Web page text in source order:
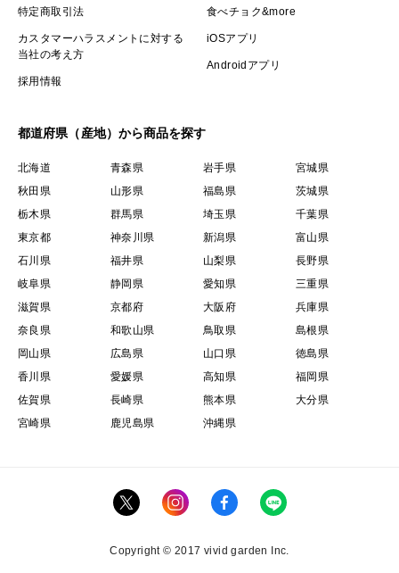
特定商取引法
カスタマーハラスメントに対する
当社の考え方
採用情報
食べチョク&more
iOSアプリ
Androidアプリ
都道府県（産地）から商品を探す
北海道 青森県 岩手県
宮城県
秋田県
山形県 福島県
茨城県
栃木県
群馬県 埼玉県
千葉県
東京都
神奈川県 新潟県
富山県
石川県
福井県 山梨県
長野県
岐阜県
静岡県 愛知県
三重県
滋賀県
京都府 大阪府
兵庫県
奈良県
和歌山県 鳥取県
島根県
岡山県
広島県 山口県
徳島県
香川県
愛媛県 高知県
福岡県
佐賀県
長崎県 熊本県
大分県
宮崎県
鹿児島県 沖縄県
Copyright © 2017 vivid garden Inc.